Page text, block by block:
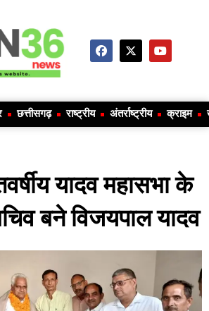
छत्तीसगढ़ राष्ट्रीय अंतर्राष्ट्रीय क्राइम
यादव महासभा के
बने विजयपाल यादव